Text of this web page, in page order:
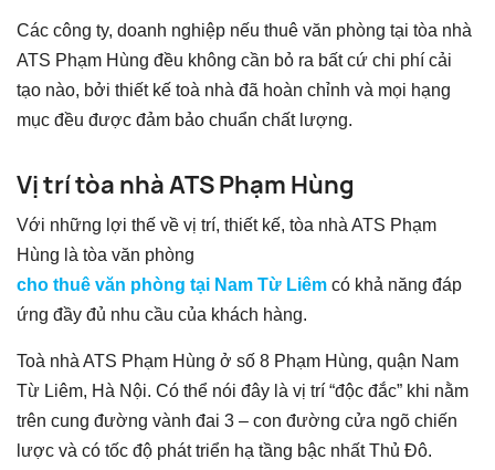
Các công ty, doanh nghiệp nếu thuê văn phòng tại tòa nhà
ATS Phạm Hùng đều không cần bỏ ra bất cứ chi phí cải
tạo nào, bởi thiết kế toà nhà đã hoàn chỉnh và mọi hạng
mục đều được đảm bảo chuẩn chất lượng.
Vị trí tòa nhà ATS Phạm Hùng
Với những lợi thế về vị trí, thiết kế, tòa nhà ATS Phạm
Hùng là tòa văn phòng
cho thuê văn phòng tại Nam Từ Liêm có khả năng đáp
ứng đầy đủ nhu cầu của khách hàng.
Toà nhà ATS Phạm Hùng ở số 8 Phạm Hùng, quận Nam
Từ Liêm, Hà Nội. Có thể nói đây là vị trí “độc đắc” khi nằm
trên cung đường vành đai 3 – con đường cửa ngõ chiến
lược và có tốc độ phát triển hạ tầng bậc nhất Thủ Đô.